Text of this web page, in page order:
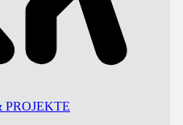
PROJEKTE